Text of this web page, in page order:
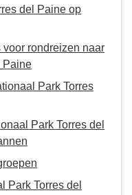
del Paine op
rondreizen naar
Paine
Park Torres
Park Torres del
Park Torres del